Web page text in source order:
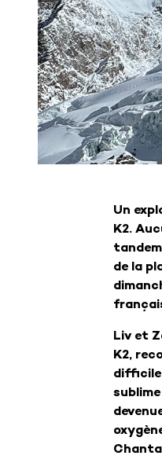
Un
K2.
de la
Liv et
K2,
difficile